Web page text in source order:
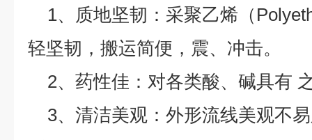
1、质地坚韧：采聚乙烯（
轻坚韧，搬运简便，震、冲击。
2、药性佳：对各类酸、碱具有
3、清洁美观：外形流线美观不